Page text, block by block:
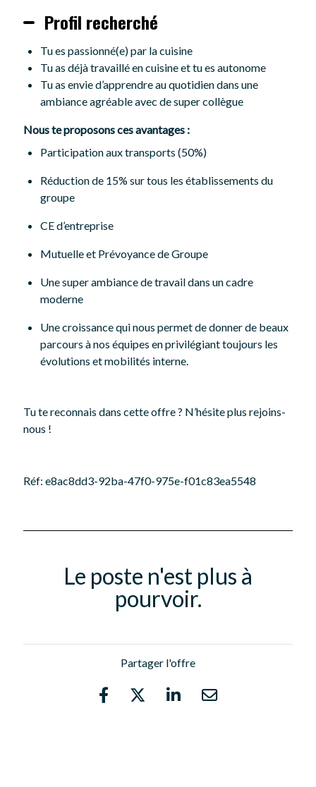
Profil recherché
Tu es passionné(e) par la cuisine
Tu as déjà travaillé en cuisine et tu es autonome
Tu as envie d’apprendre au quotidien dans une
ambiance agréable avec de super collègue
Nous te proposons ces avantages :
Participation aux transports (50%)
Réduction de 15% sur tous les établissements du
groupe
CE d’entreprise
Mutuelle et Prévoyance de Groupe
Une super ambiance de travail dans un cadre
moderne
Une croissance qui nous permet de donner de beaux
parcours à nos équipes en privilégiant toujours les
évolutions et mobilités interne.
Tu te reconnais dans cette offre ? N’hésite plus rejoins-
nous !
Réf: e8ac8dd3-92ba-47f0-975e-f01c83ea5548
Le poste n'est plus à
pourvoir.
Partager l'offre